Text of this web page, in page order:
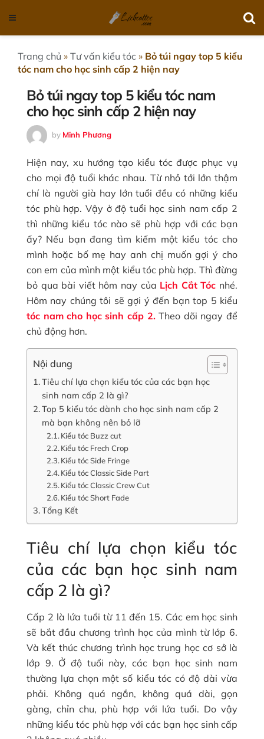
Trang chủ » Tư vấn kiểu tóc » Bỏ túi ngay top 5 kiểu
tóc nam cho học sinh cấp 2 hiện nay
Bỏ túi ngay top 5 kiểu tóc nam
cho học sinh cấp 2 hiện nay
by Minh Phương
Hiện nay, xu hướng tạo kiểu tóc được phục vụ
cho mọi độ tuổi khác nhau. Từ nhỏ tới lớn thậm
chí là người già hay lớn tuổi đều có những kiểu
tóc phù hợp. Vậy ở độ tuổi học sinh nam cấp 2
thì những kiểu tóc nào sẽ phù hợp với các bạn
ấy? Nếu bạn đang tìm kiếm một kiểu tóc cho
mình hoặc bố mẹ hay anh chị muốn gợi ý cho
con em của mình một kiểu tóc phù hợp. Thì đừng
bỏ qua bài viết hôm nay của Lịch Cắt Tóc nhé.
Hôm nay chúng tôi sẽ gợi ý đến bạn top 5 kiểu
tóc nam cho học sinh cấp 2.Theo dõi ngay để
chủ động hơn.
Nội dung
Tiêu chí lựa chọn kiểu tóc của các bạn học
sinh nam cấp 2 là gì?
Top 5 kiểu tóc dành cho học sinh nam cấp 2
mà bạn không nên bỏ lỡ
Kiểu tóc Buzz cut
Kiểu tóc Frech Crop
Kiểu tóc Side Fringe
Kiểu tóc Classic Side Part
Kiểu tóc Classic Crew Cut
Kiểu tóc Short Fade
Tổng Kết
Tiêu chí lựa chọn kiểu tóc
của các bạn học sinh nam
cấp 2 là gì?
Cấp 2 là lứa tuổi từ 11 đến 15. Các em học sinh
sẽ bắt đầu chương trình học của mình từ lớp 6.
Và kết thúc chương trình học trung học cơ sở là
lớp 9. Ở độ tuổi này, các bạn học sinh nam
thường lựa chọn một số kiểu tóc có độ dài vừa
phải. Không quá ngắn, không quá dài, gọn
gàng, chỉn chu, phù hợp với lứa tuổi. Do vậy
những kiểu tóc phù hợp với các bạn học sinh cấp